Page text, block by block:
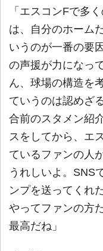
「エスコンFで多
は、自分のホーム
いうのが一番の要
の声援が力になっ
ん、球場の構造を
ていうのは認めざ
合前のスタメン紹
スをしてから、エ
ているファンの人
うれしいよ。SNS
ンプを送ってくれ
やってファンの方
最高だね」